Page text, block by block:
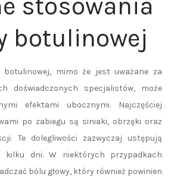
stosowania
botulinowej
botulinowej, mimo że jest uważane za
doświadczonych specjalistów, może
efektami ubocznymi. Najczęściej
po zabiegu są siniaki, obrzęki oraz
Te dolegliwości zazwyczaj ustępują
kilku dni. W niektórych przypadkach
bólu głowy, który również powinien